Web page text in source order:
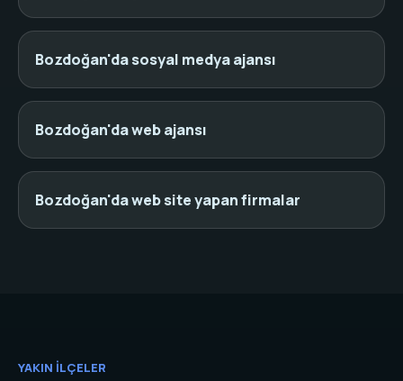
Bozdoğan'da sosyal medya ajansı
Bozdoğan'da web ajansı
Bozdoğan'da web site yapan firmalar
YAKIN İLÇELER